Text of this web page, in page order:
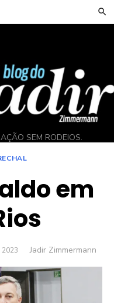
SEM RODEIOS.
em
2023 Author
Jadir Zimmermann